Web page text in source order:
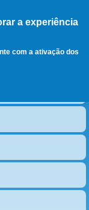
a experiência
com a ativação dos
, ir para a
principal